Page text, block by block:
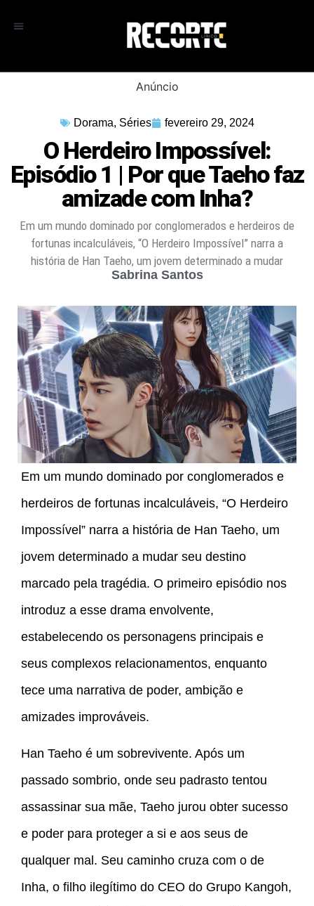
Anúncio
Dorama, Séries fevereiro 29, 2024
O Herdeiro Impossível:
Episódio 1 | Por que Taeho faz
amizade com Inha?
Em um mundo dominado por conglomerados e herdeiros de
fortunas incalculáveis, “O Herdeiro Impossível” narra a
história de Han Taeho, um jovem determinado a mudar
Sabrina Santos
Em um mundo dominado por conglomerados e
herdeiros de fortunas incalculáveis, “O Herdeiro
Impossível” narra a história de Han Taeho, um
jovem determinado a mudar seu destino
marcado pela tragédia. O primeiro episódio nos
introduz a esse drama envolvente,
estabelecendo os personagens principais e
seus complexos relacionamentos, enquanto
tece uma narrativa de poder, ambição e
amizades improváveis.
Han Taeho é um sobrevivente. Após um
passado sombrio, onde seu padrasto tentou
assassinar sua mãe, Taeho jurou obter sucesso
e poder para proteger a si e aos seus de
qualquer mal. Seu caminho cruza com o de
Inha, o filho ilegítimo do CEO do Grupo Kangoh,